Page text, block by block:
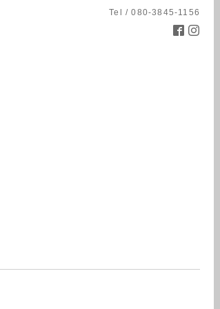
Tel / 080-3845-1156